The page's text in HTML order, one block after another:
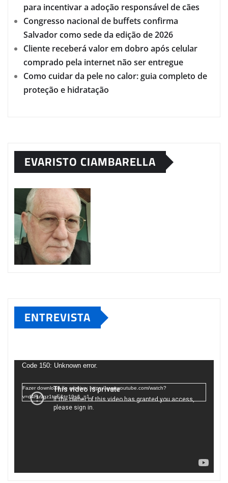
para incentivar a adoção responsável de cães
Congresso nacional de buffets confirma
Salvador como sede da edição de 2026
Cliente receberá valor em dobro após celular
comprado pela internet não ser entregue
Como cuidar da pele no calor: guia completo de
proteção e hidratação
EVARISTO CIAMBARELLA
ENTREVISTA
deCode 150: Unknown error.
Fazer download do arquivo: https://www.youtube.com/watch?
v=d4Fu9gz1tqE&t=19s&_=1